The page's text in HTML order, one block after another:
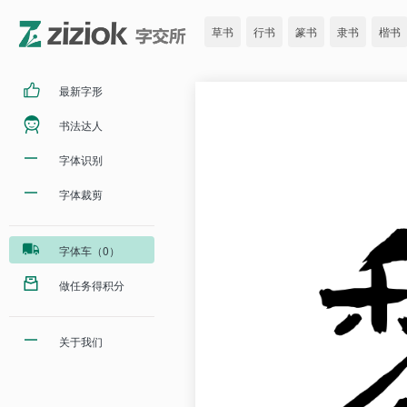
草书 行书 篆书 隶书 楷书
最新字形
书法达人
字体识别
字体裁剪
字体车（0）
做任务得积分
关于我们